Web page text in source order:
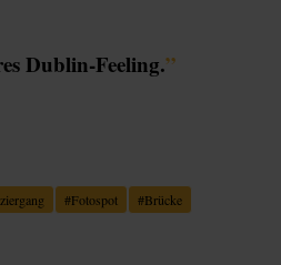
Dublin-Feeling.”
#Fotospot #Brücke